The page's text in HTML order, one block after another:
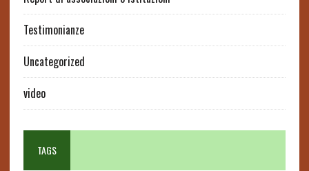
Testimonianze
Uncategorized
video
TAGS